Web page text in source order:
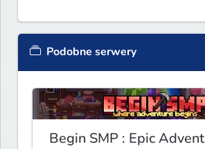
Podobne serwery
Begin SMP : Epic